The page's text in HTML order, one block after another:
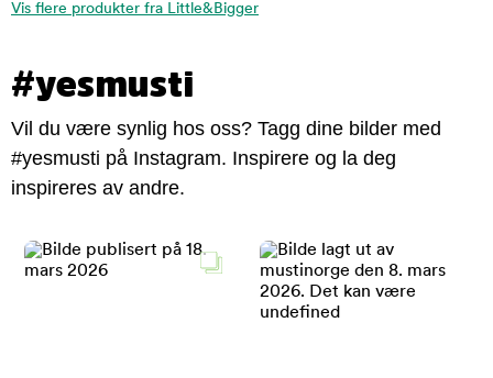
Vis flere produkter fra Little&Bigger
#yesmusti
Vil du være synlig hos oss? Tagg dine bilder med
#yesmusti på Instagram. Inspirere og la deg
inspireres av andre.